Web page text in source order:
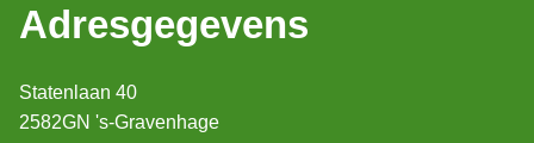
Adresgegevens
Statenlaan 40
2582GN 's-Gravenhage